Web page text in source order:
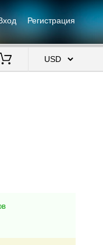
Регистрация